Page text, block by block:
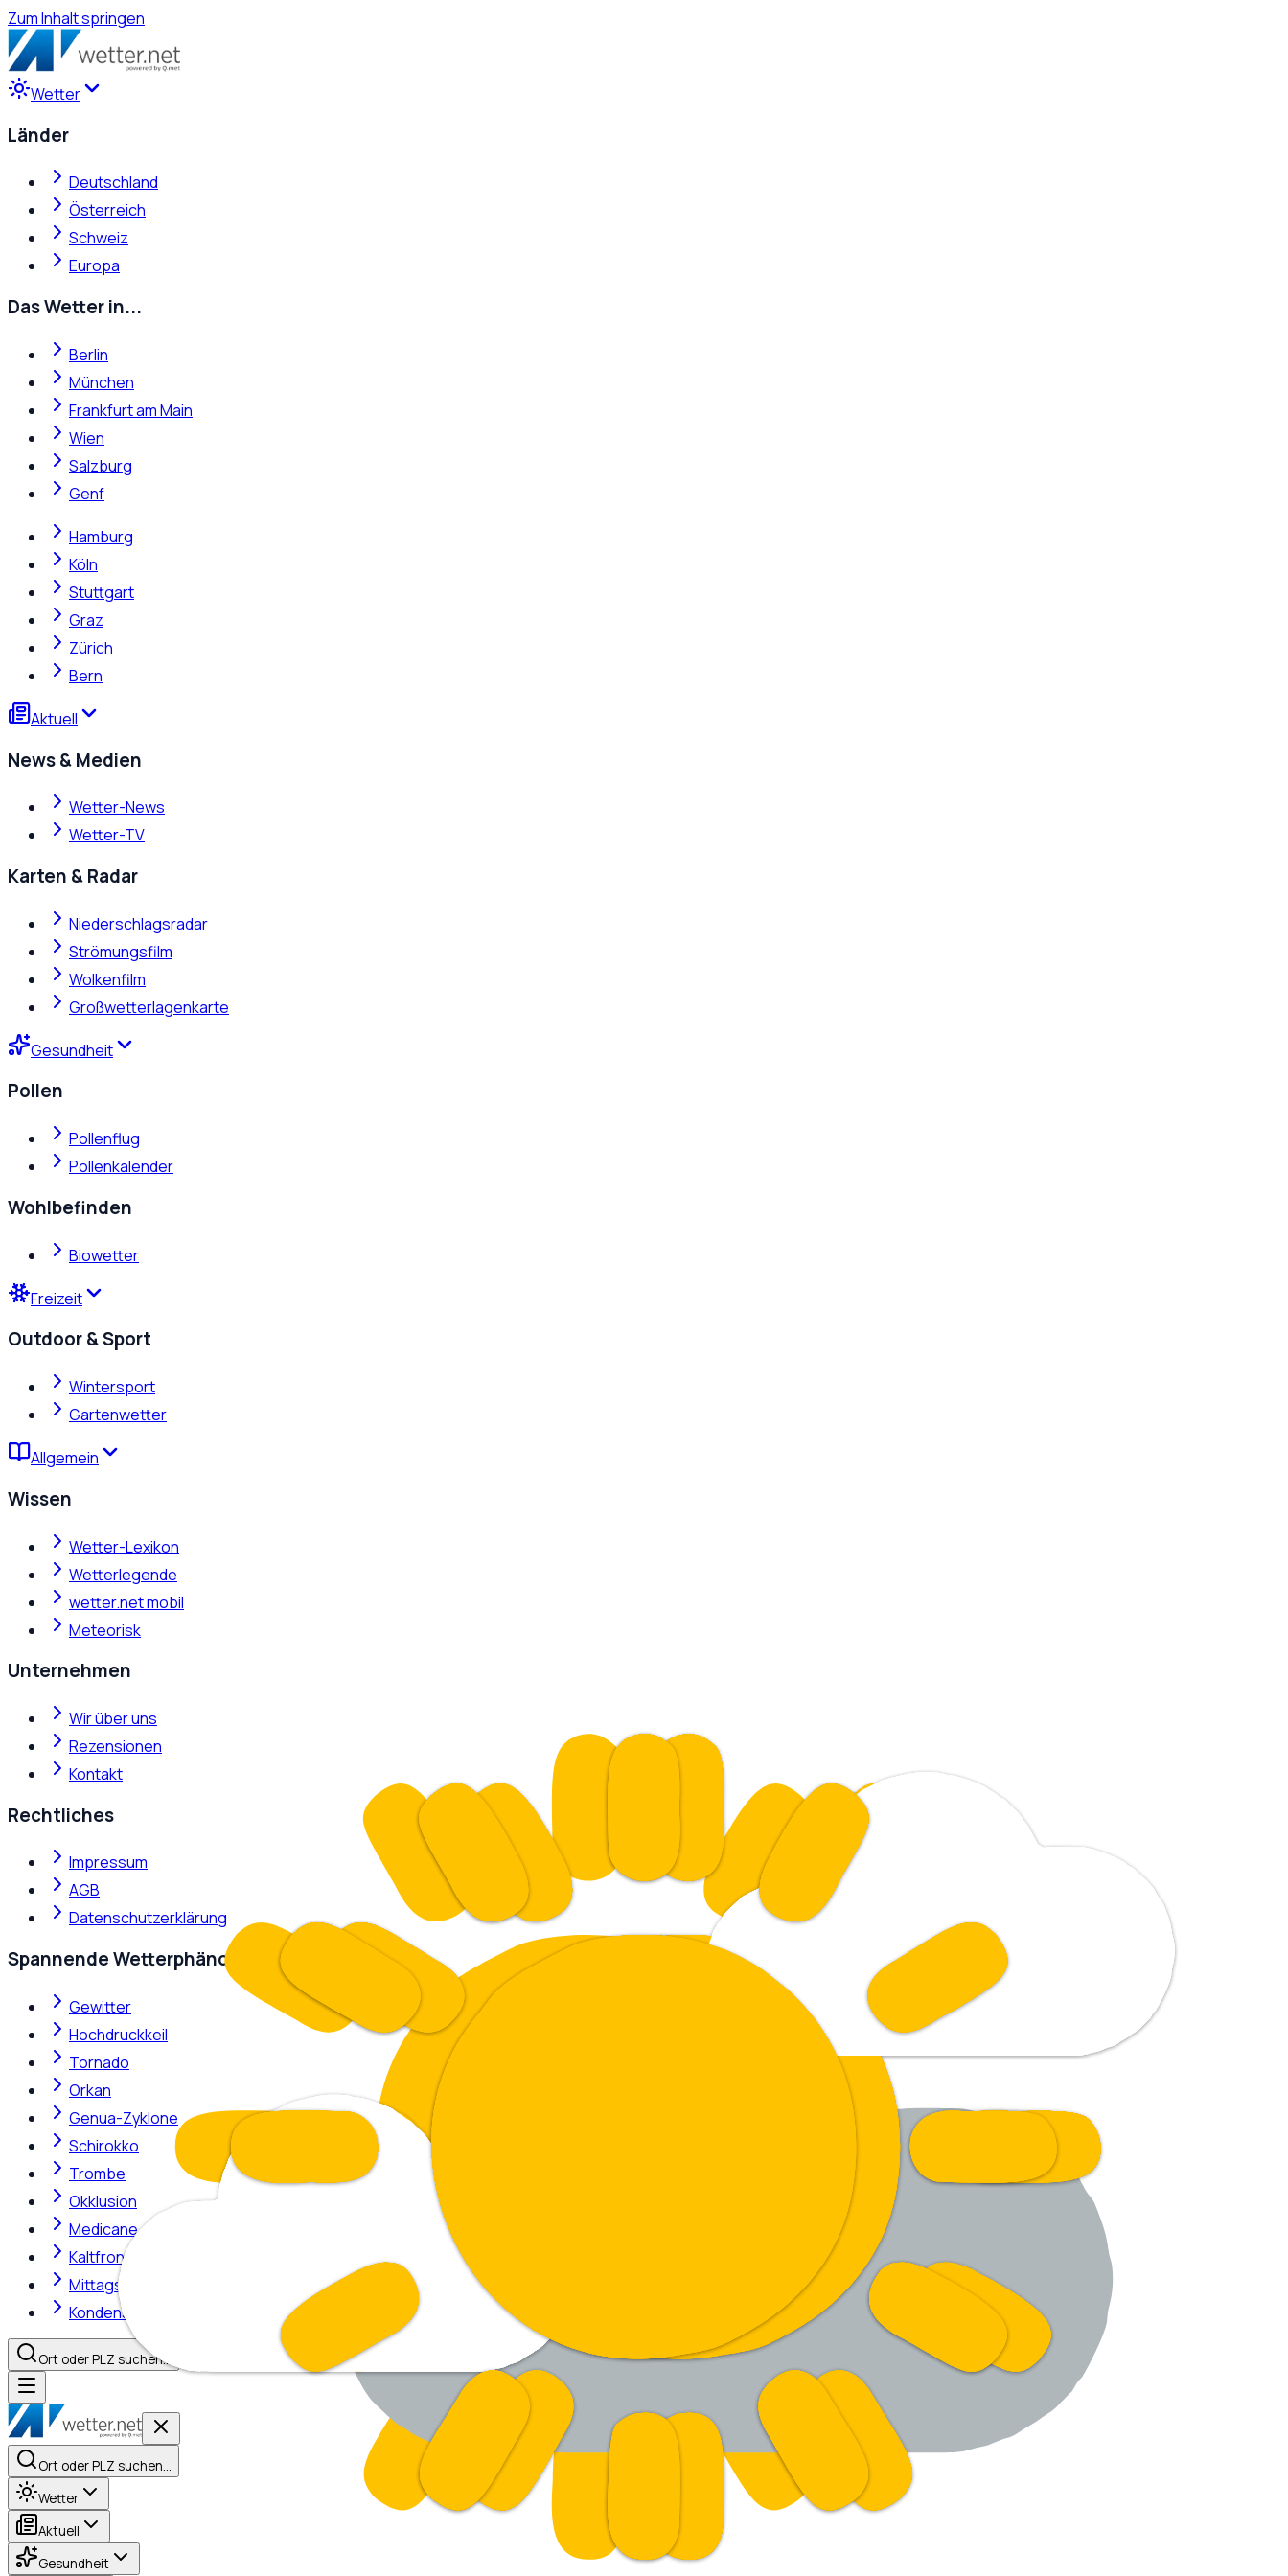
Zum Inhalt springen
Wetter
Länder
Deutschland
Österreich
Schweiz
Europa
Das Wetter in...
Berlin
München
Frankfurt am Main
Wien
Salzburg
Genf
Hamburg
Köln
Stuttgart
Graz
Zürich
Bern
Aktuell
News & Medien
Wetter-News
Wetter-TV
Karten & Radar
Niederschlagsradar
Strömungsfilm
Wolkenfilm
Großwetterlagenkarte
Gesundheit
Pollen
Pollenflug
Pollenkalender
Wohlbefinden
Biowetter
Freizeit
Outdoor & Sport
Wintersport
Gartenwetter
Allgemein
Wissen
Wetter-Lexikon
Wetterlegende
wetter.net mobil
Meteorisk
Unternehmen
Wir über uns
Rezensionen
Kontakt
Rechtliches
Impressum
AGB
Datenschutzerklärung
Spannende Wetterphänomene
Gewitter
Hochdruckkeil
Tornado
Orkan
Genua-Zyklone
Schirokko
Trombe
Okklusion
Medicane
Kaltfront
Mittagshitze
Kondensstreifen
Ort oder PLZ suchen…
Ort oder PLZ suchen…
Wetter
Aktuell
Gesundheit